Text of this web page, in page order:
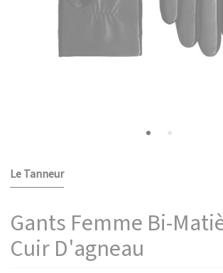
Le Tanneur
Gants Femme Bi-
Cuir D'agneau